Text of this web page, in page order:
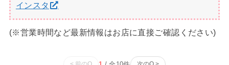
インスタ
(※営業時間など最新情報はお店に直接ご確認ください)